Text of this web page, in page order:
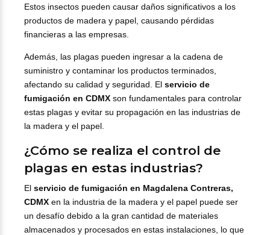
Estos insectos pueden causar daños significativos a los
productos de madera y papel, causando pérdidas
financieras a las empresas.
Además, las plagas pueden ingresar a la cadena de
suministro y contaminar los productos terminados,
afectando su calidad y seguridad. El servicio de
fumigación en CDMX son fundamentales para controlar
estas plagas y evitar su propagación en las industrias de
la madera y el papel.
¿Cómo se realiza el control de
plagas en estas industrias?
El servicio de fumigación en Magdalena Contreras,
CDMX en la industria de la madera y el papel puede ser
un desafío debido a la gran cantidad de materiales
almacenados y procesados en estas instalaciones, lo que